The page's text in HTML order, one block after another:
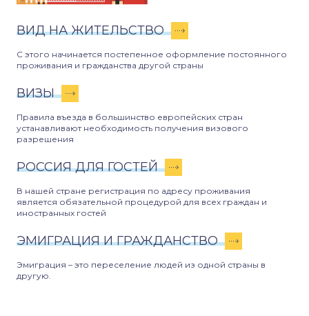
ВИД НА ЖИТЕЛЬСТВО
С этого начинается постепенное оформление постоянного
проживания и гражданства другой страны
ВИЗЫ
Правила въезда в большинство европейских стран
устанавливают необходимость получения визового
разрешения
РОССИЯ ДЛЯ ГОСТЕЙ
В нашей стране регистрация по адресу проживания
является обязательной процедурой для всех граждан и
иностранных гостей
ЭМИГРАЦИЯ И ГРАЖДАНСТВО
Эмиграция – это переселение людей из одной страны в
другую.